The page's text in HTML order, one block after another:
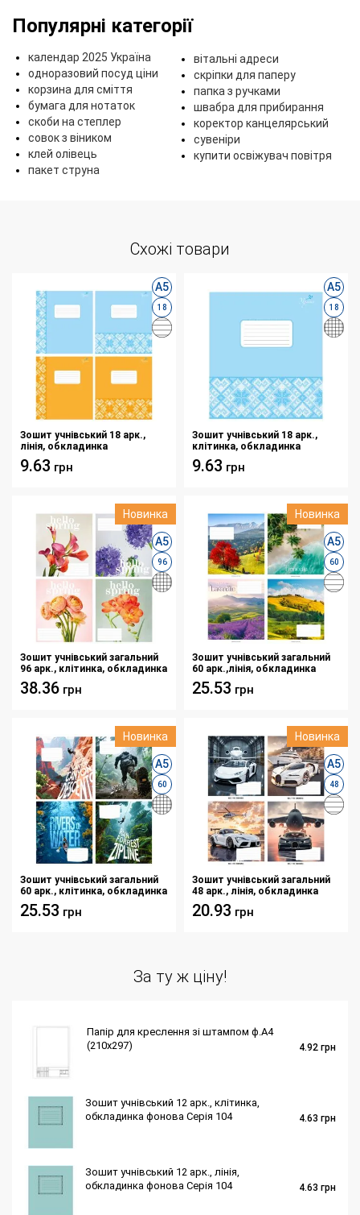
Популярні категорії
календар 2025 Україна
одноразовий посуд ціни
корзина для сміття
бумага для нотаток
скоби на степлер
совок з віником
клей олівець
пакет струна
вітальні адреси
скріпки для паперу
папка з ручками
швабра для прибирання
коректор канцелярський
сувеніри
купити освіжувач повітря
Схожі товари
А5
18
Зошит учнівський 18 арк.,
лінія, обкладинка
повноколірна Серія
944"Мережка"
9.63 грн
А5
18
Зошит учнівський 18 арк.,
клітинка, обкладинка
повноколірна Серія
944"Мережка"
9.63 грн
Новинка
А5
96
Зошит учнівський загальний
96 арк., клітинка, обкладинка
повноколірна Серія
262"Весняні квіти"
38.36 грн
Новинка
А5
60
Зошит учнівський загальний
60 арк.,лінія, обкладинка
повноколірна Серія
245"Ландшафт"
25.53 грн
Новинка
А5
60
Зошит учнівський загальний
60 арк., клітинка, обкладинка
повноколірна Серія
297"Екстрім"
25.53 грн
Новинка
А5
48
Зошит учнівський загальний
48 арк., лінія, обкладинка
повноколірна Серія 284"Сила
і швидкість"
20.93 грн
За ту ж ціну!
Папір для креслення зі штампом ф.А4
(210х297)
4.92 грн
Зошит учнівський 12 арк., клітинка,
обкладинка фонова Серія 104
4.63 грн
Зошит учнівський 12 арк., лінія,
обкладинка фонова Серія 104
4.63 грн